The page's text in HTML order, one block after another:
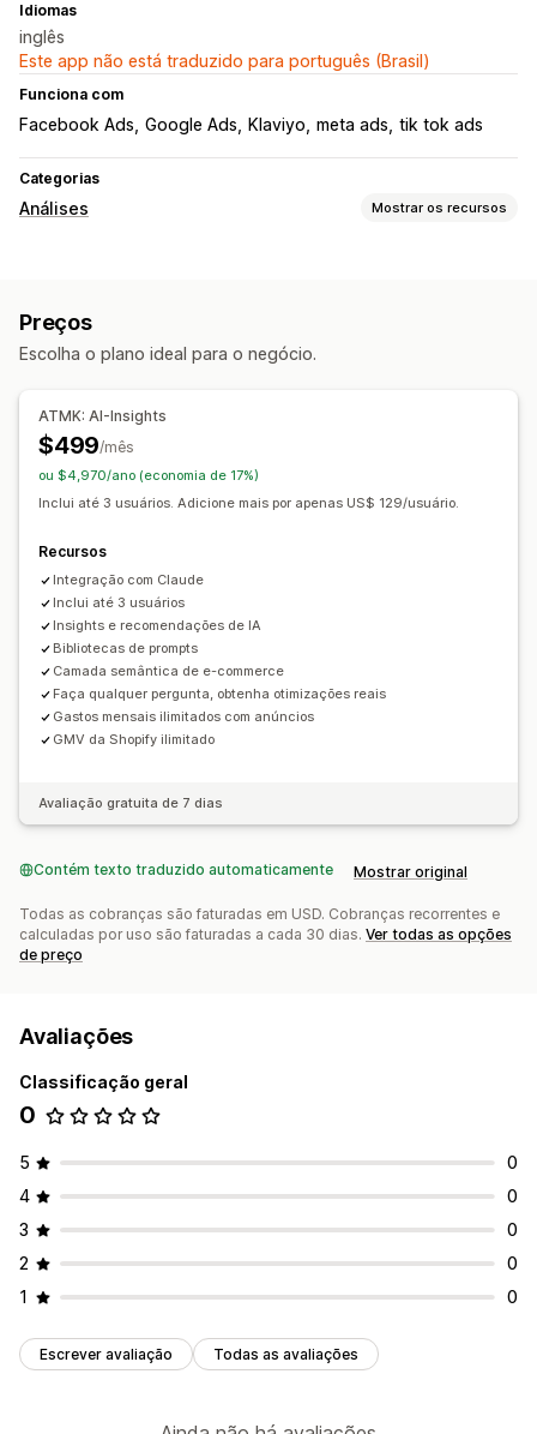
Idiomas
inglês
Este app não está traduzido para português (Brasil)
Funciona com
Facebook Ads Google Ads Klaviyo meta ads tik tok ads
Categorias
Análises Mostrar os recursos
Valor do tempo de vida (LTV, na sigla em inglês)
Análise de coorte
Insights de IA
Análise de checkout
Insights de lucro
Acompanhamento de compra
Análise de funil
Elementos visuais e relatórios
Painel de controle de análises
Painéis de controle personalizados
Relatórios personalizados Análise histórica
Notificações
Preços
Escolha o plano ideal para o negócio.
ATMK: AI-Insights
$499/mês
ou $4,970/ano (economia de 17%)
Inclui até 3 usuários. Adicione mais por apenas US$ 129/usuário.
Recursos
Integração com Claude
Inclui até 3 usuários
Insights e recomendações de IA
Bibliotecas de prompts
Camada semântica de e-commerce
Faça qualquer pergunta, obtenha otimizações reais
Gastos mensais ilimitados com anúncios
GMV da Shopify ilimitado
Avaliação gratuita de 7 dias
Contém texto traduzido automaticamente Mostrar original
Todas as cobranças são faturadas em USD. Cobranças recorrentes e
calculadas por uso são faturadas a cada 30 dias. Ver todas as opções
de preço
Avaliações
Classificação geral
0
5
0
4
0
3
0
2
0
1
0
Escrever avaliação Todas as avaliações